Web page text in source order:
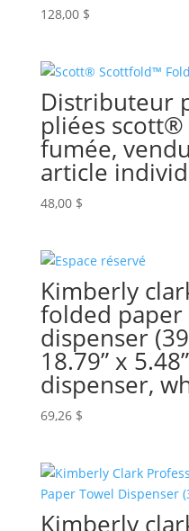
128,00 $
Distributeur
pliées
fumée,
article
48,00 $
Kimberly
folded paper
dispenser
18.79” x
dispenser,
69,26 $
Kimberly